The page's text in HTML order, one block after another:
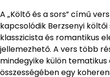
A „Költő és a sors” című
kapcsolódik Berzsenyi
klasszicista és romantikus
jellemezhető. A vers több
mindegyike külön
összességében egy